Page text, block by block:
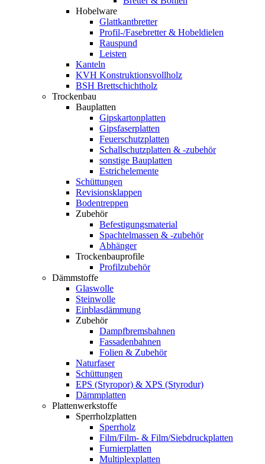
Hobelware
Glattkantbretter
Profil-/Fasebretter & Hobeldielen
Rauspund
Leisten
Kanteln
KVH Konstruktionsvollholz
BSH Brettschichtholz
Trockenbau
Bauplatten
Gipskartonplatten
Gipsfaserplatten
Feuerschutzplatten
Schallschutzplatten & -zubehör
sonstige Bauplatten
Estrichelemente
Schüttungen
Revisionsklappen
Bodentreppen
Zubehör
Befestigungsmaterial
Spachtelmassen & -zubehör
Abhänger
Trockenbauprofile
Profilzubehör
Dämmstoffe
Glaswolle
Steinwolle
Einblasdämmung
Zubehör
Dampfbremsbahnen
Fassadenbahnen
Folien & Zubehör
Naturfaser
Schüttungen
EPS (Styropor) & XPS (Styrodur)
Dämmplatten
Plattenwerkstoffe
Sperrholzplatten
Sperrholz
Film/Film- & Film/Siebdruckplatten
Furnierplatten
Multiplexplatten